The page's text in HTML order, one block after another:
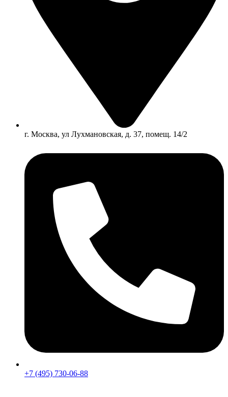
г. Москва, ул Лухмановская, д. 37, помещ. 14/2
+7 (495) 730-06-88